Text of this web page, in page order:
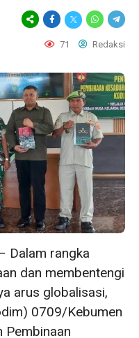
71 Redaksi
Dalam rangka
dan membentengi
arus globalisasi,
0709/Kebumen
Pembinaan